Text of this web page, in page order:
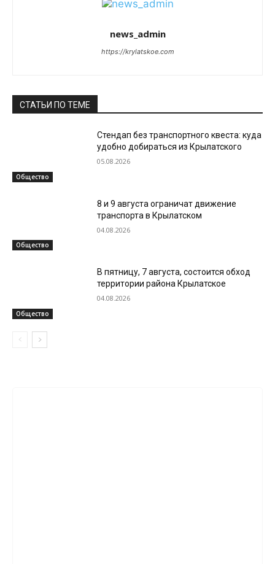
news_admin
https://krylatskoe.com
СТАТЬИ ПО ТЕМЕ
Общество
Стендап без транспортного квеста: куда
удобно добираться из Крылатского
05.08.2026
Общество
8 и 9 августа ограничат движение
транспорта в Крылатском
04.08.2026
Общество
В пятницу, 7 августа, состоится обход
территории района Крылатское
04.08.2026